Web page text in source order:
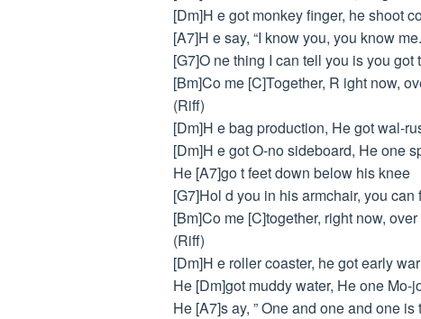
[Dm]H e got monkey finger, he shoot
[A7]H e say, “I know you, you know
[G7]O ne thing I can tell you is you got
[Bm]Co me [C]Together, R ight now,
(Riff)
[Dm]H e bag production, He got wal-
[Dm]H e got O-no sideboard, He one
He [A7]go t feet down below his knee
[G7]Hol d you in his armchair, you
[Bm]Co me [C]together, right now,
(Riff)
[Dm]H e roller coaster, he got early
He [Dm]got muddy water, He one Mo-
He [A7]s ay, ” One and one and one is